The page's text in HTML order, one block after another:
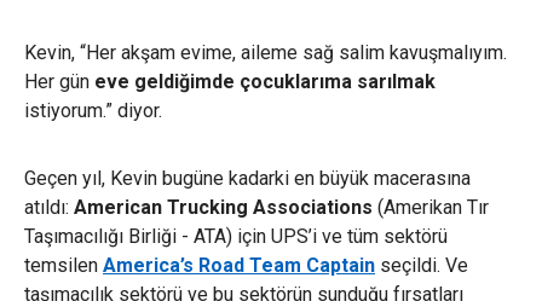
Kevin, “Her akşam evime, aileme sağ salim kavuşmalıyım.
Her gün eve geldiğimde çocuklarıma sarılmak
istiyorum.” diyor.
Geçen yıl, Kevin bugüne kadarki en büyük macerasına
atıldı: American Trucking Associations (Amerikan Tır
Taşımacılığı Birliği - ATA) için UPS’i ve tüm sektörü
temsilen America’s Road Team Captain seçildi. Ve
taşımacılık sektörü ve bu sektörün sunduğu fırsatları